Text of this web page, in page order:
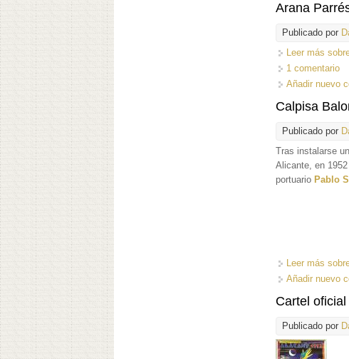
Arana
Publicado por
Leer más
1 comentario
Añadir nuevo
Calpisa
Publicado por
Tras instalarse
Alicante, en
portuario Pablo
Leer más
Añadir nuevo
Cartel
Publicado por